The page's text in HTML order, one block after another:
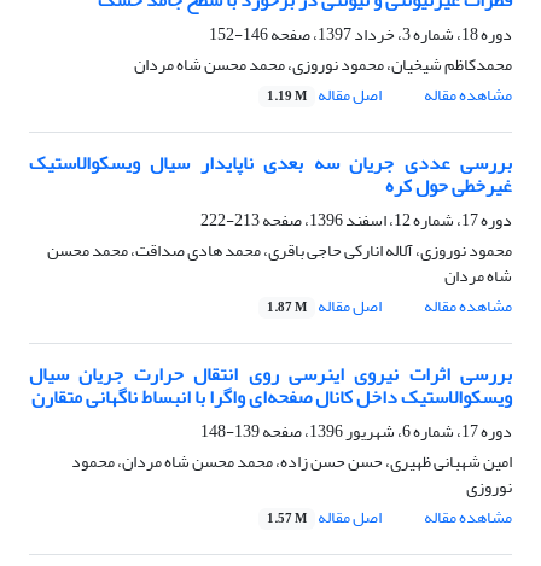
دوره 18، شماره 3، خرداد 1397، صفحه
146-152
محمدکاظم شیخیان، محمود نوروزی، محمد محسن شاه مردان
مشاهده مقاله
اصل مقاله 1.19 M
بررسی عددی جریان سه بعدی ناپایدار سیال ویسکوالاستیک
غیرخطی حول کره
دوره 17، شماره 12، اسفند 1396، صفحه
213-222
محمود نوروزی، آلاله انارکی حاجی باقری، محمد هادی صداقت، محمد محسن
شاه مردان
مشاهده مقاله
اصل مقاله 1.87 M
بررسی اثرات نیروی اینرسی روی انتقال حرارت جریان سیال
ویسکوالاستیک داخل کانال صفحه‌ای واگرا با انبساط ناگهانی متقارن
دوره 17، شماره 6، شهریور 1396، صفحه
139-148
امین شهبانی ظهیری، حسن حسن زاده، محمد محسن شاه مردان، محمود
نوروزی
مشاهده مقاله
اصل مقاله 1.57 M